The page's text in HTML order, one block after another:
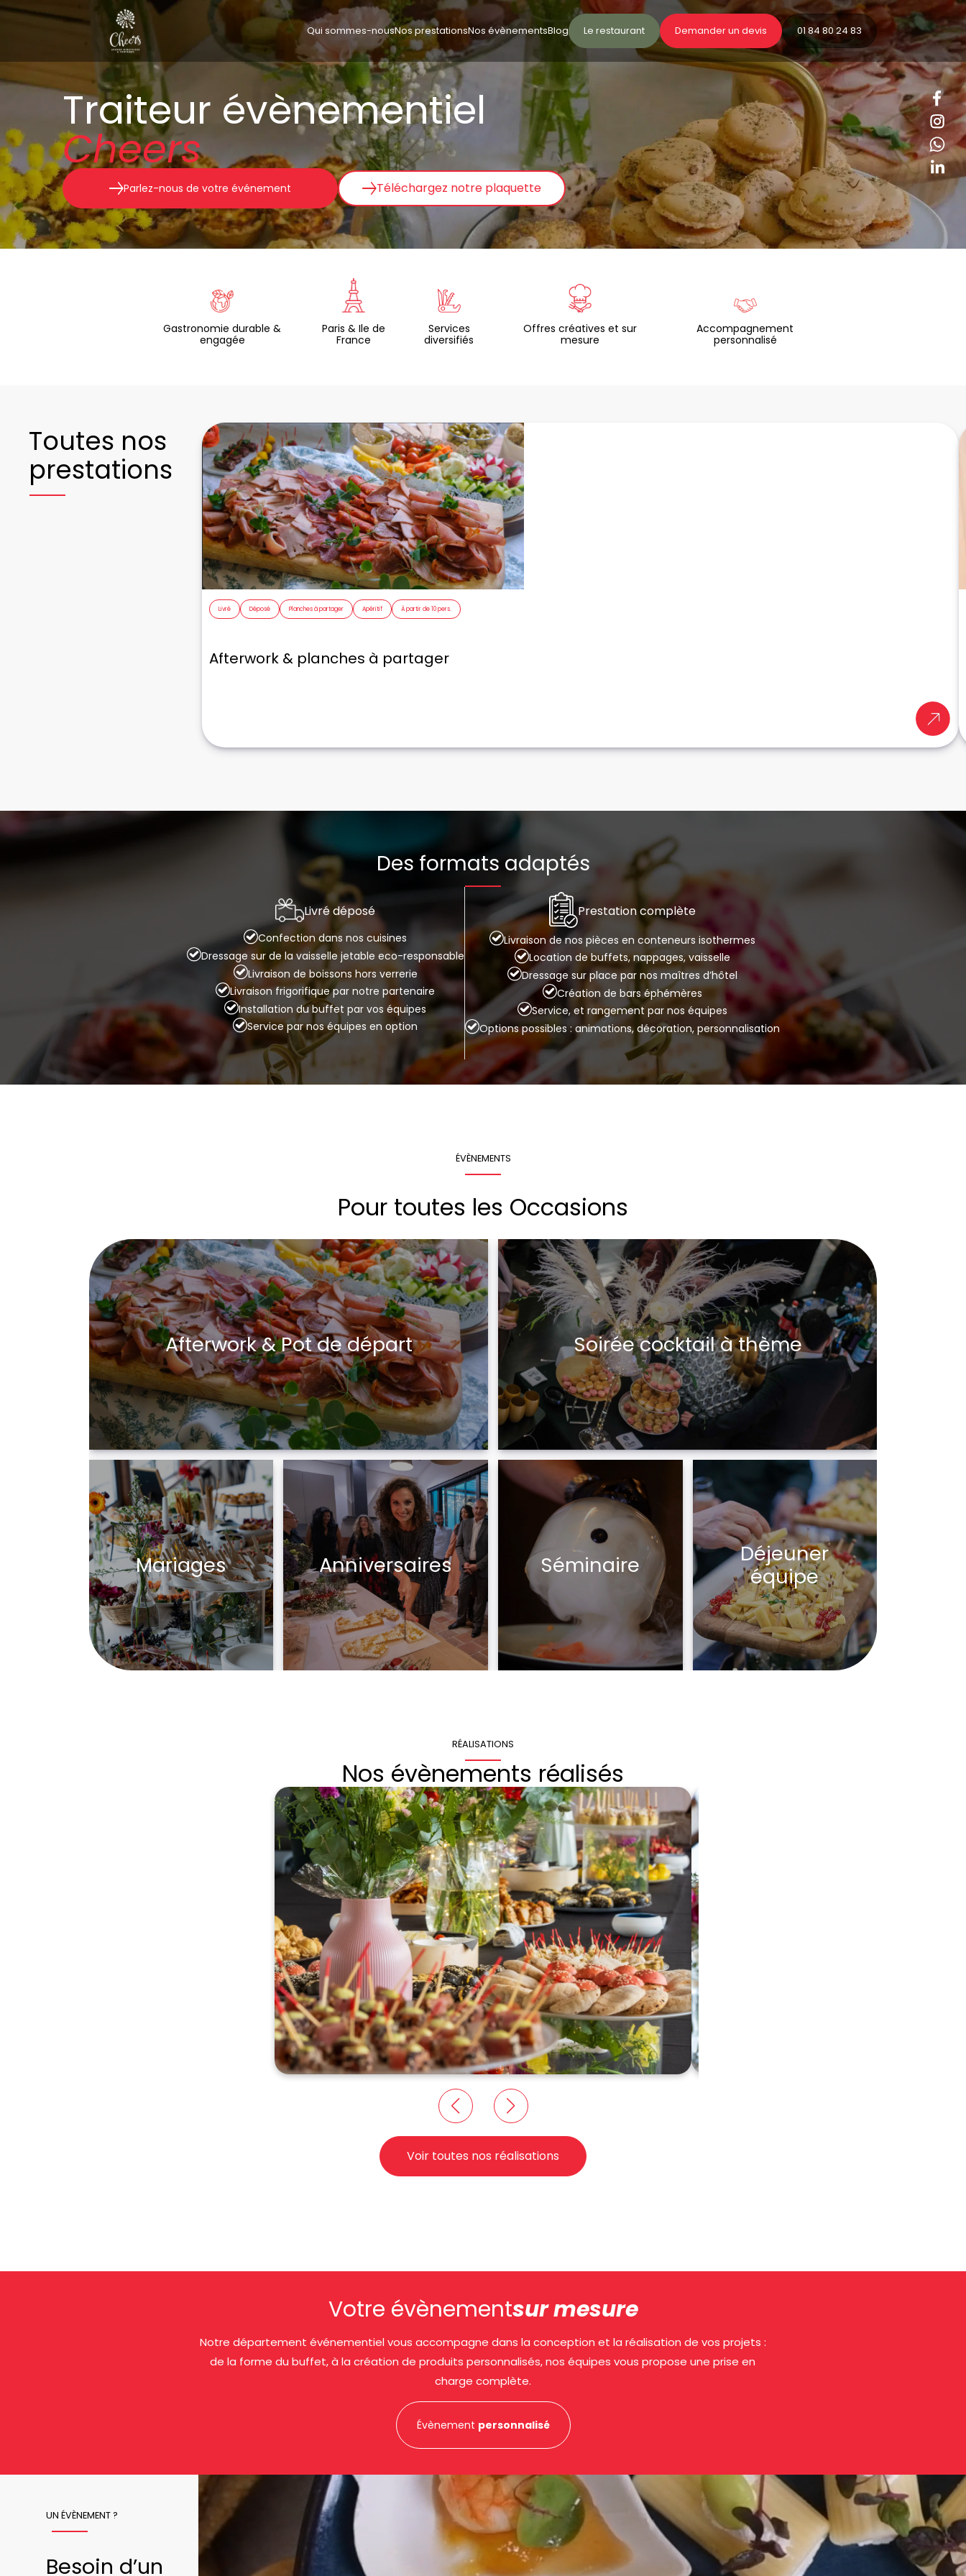
Qui sommes-nousNos prestationsNos évènementsBlog Le restaurant Demander un devis 01 84 80 24 83
Traiteur évènementiel
Cheers
Parlez-nous de votre événement Téléchargez notre plaquette
Gastronomie durable &
engagée
Paris & Ile de
France
Services
diversifiés
Offres créatives et sur
mesure
Accompagnement
personnalisé
Toutes nos
prestations
Livré Déposé Planches à partager Apéritif À partir de 10 pers.
Afterwork & planches à partager
Des formats adaptés
Livré déposé
Confection dans nos cuisines
Dressage sur de la vaisselle jetable eco-responsable
Livraison de boissons hors verrerie
Livraison frigorifique par notre partenaire
Installation du buffet par vos équipes
Service par nos équipes en option
Prestation complète
Livraison de nos pièces en conteneurs isothermes
Location de buffets, nappages, vaisselle
Dressage sur place par nos maîtres d’hôtel
Création de bars éphémères
Service, et rangement par nos équipes
Options possibles : animations, décoration, personnalisation
ÉVÈNEMENTS
Pour toutes les Occasions
Afterwork & Pot de départ Soirée cocktail à thème
Mariages Anniversaires Séminaire
Déjeuner
équipe
RÉALISATIONS
Nos évènements réalisés
Voir toutes nos réalisations
Votre évènementsur mesure
Notre département événementiel vous accompagne dans la conception et la réalisation de vos projets :
de la forme du buffet, à la création de produits personnalisés, nos équipes vous propose une prise en
charge complète.
Évènement personnalisé
UN ÉVÈNEMENT ?
Besoin d’un